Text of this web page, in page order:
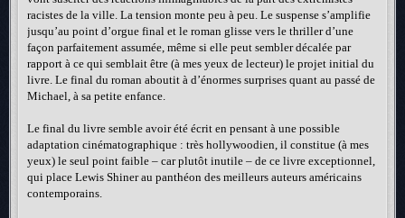
racistes de la ville. La tension monte peu à peu. Le suspense s’amplifie
jusqu’au point d’orgue final et le roman glisse vers le thriller d’une
façon parfaitement assumée, même si elle peut sembler décalée par
rapport à ce qui semblait être (à mes yeux de lecteur) le projet initial du
livre. Le final du roman aboutit à d’énormes surprises quant au passé de
Michael, à sa petite enfance.
Le final du livre semble avoir été écrit en pensant à une possible
adaptation cinématographique : très hollywoodien, il constitue (à mes
yeux) le seul point faible – car plutôt inutile – de ce livre exceptionnel,
qui place Lewis Shiner au panthéon des meilleurs auteurs américains
contemporains.